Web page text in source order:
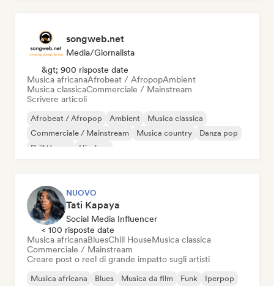
songweb.net
Media/Giornalista
&gt; 900 risposte date
Musica africanaAfrobeat / AfropopAmbient
Musica classicaCommerciale / Mainstream
Scrivere articoli
Afrobeat / Afropop Ambient
Musica classica
Commerciale / Mainstream
Musica country
Danza pop
Drill/Jersey
Hip-hop
NUOVO
Tati Kapaya
Social Media Influencer
< 100 risposte date
Musica africanaBluesChill HouseMusica classica
Commerciale / Mainstream
Creare post o reel di grande impatto sugli artisti
Musica africana Blues Musica da film Funk Iperpop